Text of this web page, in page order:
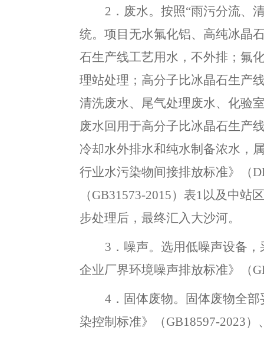
2 ． 废水。 按照“雨污分流、
统。 项目无水氟化铝、高纯冰晶
石生产线工艺用水 ， 不外排；氟
理站处理 ； 高分子比冰晶石生产
清洗废水、尾气处理废水、化验
废水回用于高分子比冰晶石生产
冷却水外排水和纯水制备浓水 ，
行业水污染物间接排放标准》（
（GB31573-2015） 表1 以及中站
步处理后，最终汇入大沙河。
3．噪声。 选用低噪声设备，
企业厂界环境噪声排放标准》（
4．固体废物。
固体废物全部
染控制标准》（GB18597-2023）